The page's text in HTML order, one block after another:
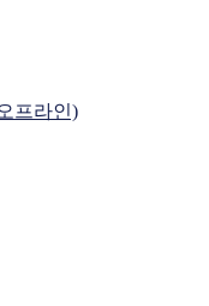
프라인)